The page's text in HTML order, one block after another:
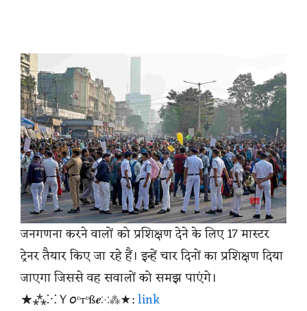
जनगणना करने वालों को प्रशिक्षण देने के लिए 17 मास्टर
ट्रेनर तैयार किए जा रहे हैं। इन्हें चार दिनों का प्रशिक्षण दिया
जाएगा जिससे वह सवालों को समझ पाएंगे।
★⁂⁙Ｙ𝘰ᶹтᶹß𝒆⁙⁂★:link